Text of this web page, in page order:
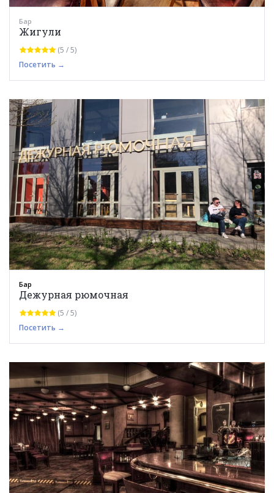
Бар
Жигули
(5 / 5)
Посетить →
Бар
Дежурная рюмочная
(5 / 5)
Посетить →